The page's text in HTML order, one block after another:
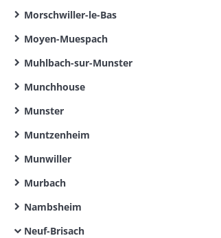
Morschwiller-le-Bas
Moyen-Muespach
Muhlbach-sur-Munster
Munchhouse
Munster
Muntzenheim
Munwiller
Murbach
Nambsheim
Neuf-Brisach